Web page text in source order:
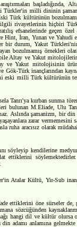
başladığında,
milli dininin
Türk kültürünün
ilgili rivayetlerinin hiçbiri
efsanelerinde geçen özel
İran, Yunan ve Yahudi
bir durum, Yakut
bozulmamış örnekleri
bile Altay ve Yakut
ve Yakut mitolojisinin
Türk inançlarından
eski milli Türk kültürünün
Tanrı'ya kurban sunma
bulunan M.Eliade, Ulu
Aslında şamanizm, bir
zarar vermemesini
aracısız olarak
söyleyip kendilerine
ettiklerini
Atalar Kültü, Yir-Sub
ettiklerini öne sürseler
sözcüğünden
hangi dil ve kültür
adamı anlamına gelmekte